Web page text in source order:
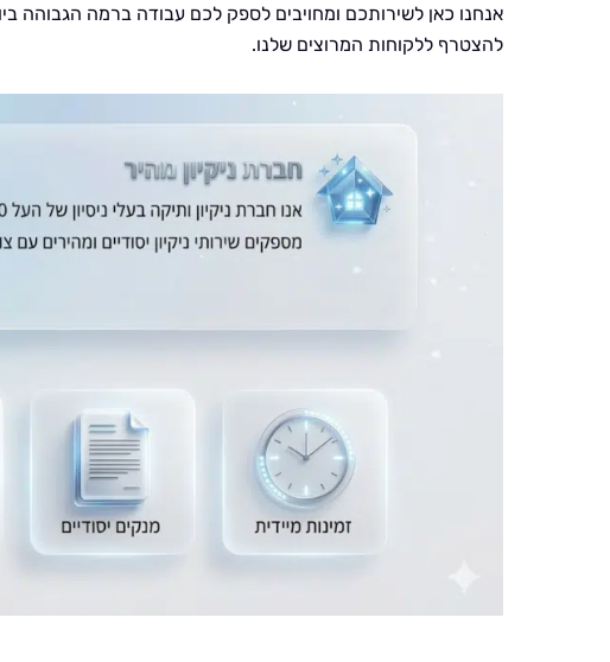
אנחנו כאן לשירותכם ומחויבים לספק לכם עבודה ברמה הגבוהה
להצטרף ללקוחות המרוצים שלנו.